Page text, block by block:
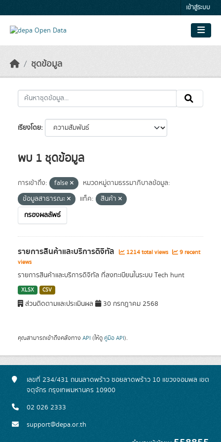
เข้าสู่ระบบ
ชุดข้อมูล
เรียงโดย
พบ 1 ชุดข้อมูล
การเข้าถึง: false
หมวดหมู่ตามธรรมาภิบาลข้อมูล:
ข้อมูลสาธารณะ
แท็ค:
สินค้า
กรองผลลัพธ์
รายการสินค้าและบริการดิจิทัล 1214 total views
9 recent
views
รายการสินค้าและบริการดิจิทัล ที่ลงทะเบียนในระบบ Tech hunt
XLSX CSV
ส่วนติดตามและประเมินผล 30 กรกฎาคม 2568
คุณสามารถเข้าถึงคลังทาง API (ให้ดู คู่มือ API).
เลขที่ 234/431 ถนนลาดพร้าว ซอยลาดพร้าว 10 แขวงจอมพล เขต
จตุจักร กรุงเทพมหานคร 10900
02 026 2333
support@depa.or.th